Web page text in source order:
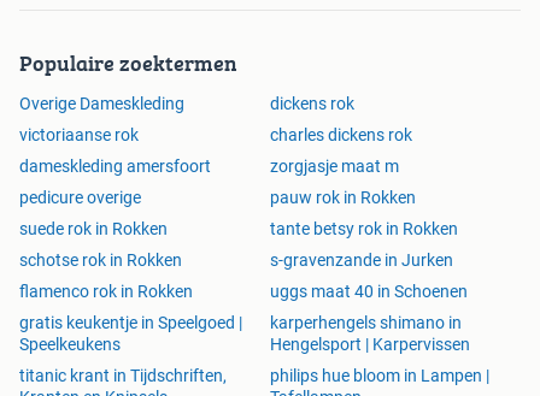
Populaire zoektermen
Overige Dameskleding
dickens rok
victoriaanse rok
charles dickens rok
dameskleding amersfoort
zorgjasje maat m
pedicure overige
pauw rok in Rokken
suede rok in Rokken
tante betsy rok in Rokken
schotse rok in Rokken
s-gravenzande in Jurken
flamenco rok in Rokken
uggs maat 40 in Schoenen
gratis keukentje in Speelgoed |
Speelkeukens
karperhengels shimano in
Hengelsport | Karpervissen
titanic krant in Tijdschriften,
philips hue bloom in Lampen |